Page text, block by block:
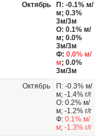
Октябрь
П: -0.1% м/
м; 0.3%
3м/3м
О: 0.1% м/
м; 0.0%
3м/3м
Ф: 0.0% м/
м; 0.0%
3м/3м
Октябрь
П: -0.3% м/
м; -1.4% г/г
О: 0.2% м/
м; -1.2% г/г
Ф: 0.1% м/
м; -1.3% г/г